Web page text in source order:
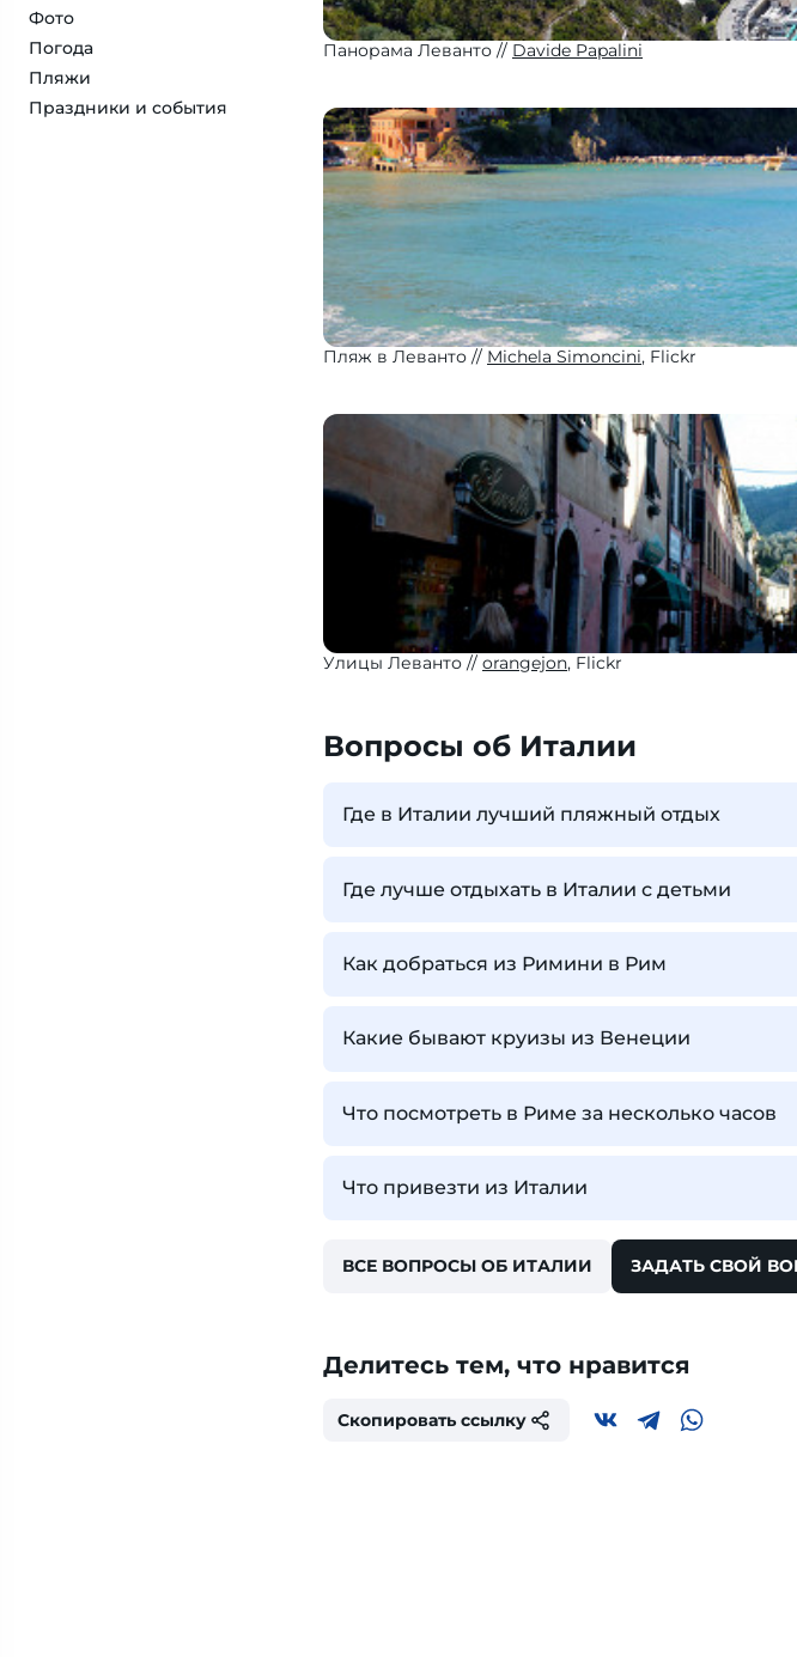
Фото
Погода
Пляжи
Праздники и события
Панорама Леванто Davide Papalini
Пляж в Леванто Michela Simoncini, Flickr
Улицы Леванто orangejon, Flickr
Вопросы об Италии
Где в Италии лучший пляжный отдых
Где лучше отдыхать в Италии с детьми
Как добраться из Римини в Рим
Какие бывают круизы из Венеции
Что посмотреть в Риме за несколько часов
Что привезти из Италии
ВСЕ ВОПРОСЫ ОБ ИТАЛИИ ЗАДАТЬ СВОЙ
Делитесь тем, что нравится
Скопировать ссылку